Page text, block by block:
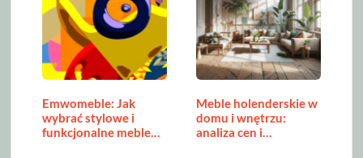
Emwomeble: Jak
wybrać stylowe i
funkcjonalne meble…
Meble holenderskie w
domu i wnętrzu:
analiza cen i…